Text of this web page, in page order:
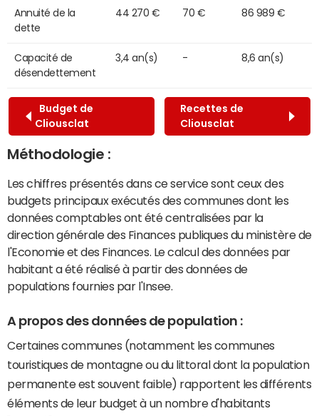
Annuité de la
dette
44 270 € 70 € 86 989 €
Capacité de
désendettement
3,4 an(s) - 8,6 an(s)
Budget de
Cliousclat
Recettes de
Cliousclat
Méthodologie :
Les chiffres présentés dans ce service sont ceux des
budgets principaux exécutés des communes dont les
données comptables ont été centralisées par la
direction générale des Finances publiques du ministère de
l'Economie et des Finances. Le calcul des données par
habitant a été réalisé à partir des données de
populations fournies par l'Insee.
A propos des données de population :
Certaines communes (notamment les communes
touristiques de montagne ou du littoral dont la population
permanente est souvent faible) rapportent les différents
éléments de leur budget à un nombre d'habitants